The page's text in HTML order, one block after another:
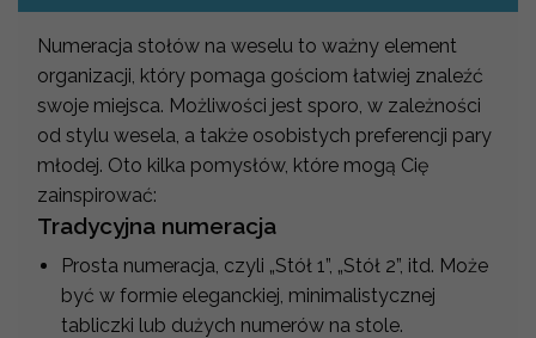
Numeracja stołów na weselu to ważny element
organizacji, który pomaga gościom łatwiej znaleźć
swoje miejsca. Możliwości jest sporo, w zależności
od stylu wesela, a także osobistych preferencji pary
młodej. Oto kilka pomysłów, które mogą Cię
zainspirować:
Tradycyjna numeracja
Prosta numeracja, czyli „Stół 1”, „Stół 2”, itd. Może
być w formie eleganckiej, minimalistycznej
tabliczki lub dużych numerów na stole.